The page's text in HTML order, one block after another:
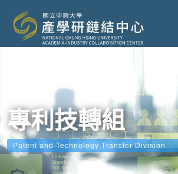
專利技轉組
Patent and Technology Transfer Division